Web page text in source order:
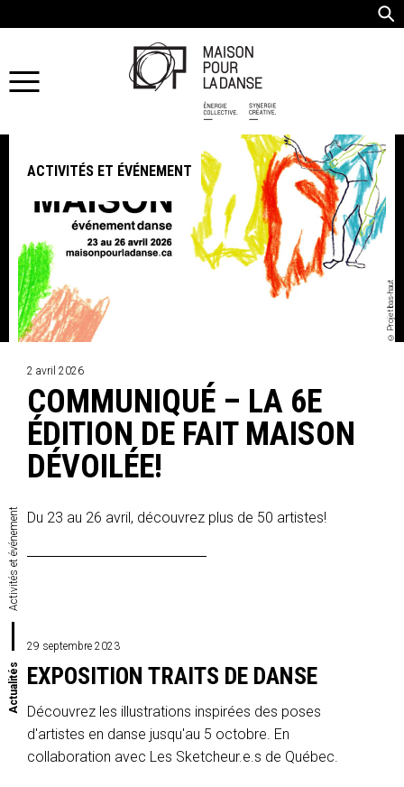
© Projet bas-haut
ACTIVITÉS ET ÉVÉNEMENT
2 avril 2026
COMMUNIQUÉ – LA 6E
ÉDITION DE FAIT MAISON
DÉVOILÉE!
Actualités
Activités et événement Du 23 au 26 avril, découvrez plus de 50 artistes!
29 septembre 2023
EXPOSITION TRAITS DE DANSE
Découvrez les illustrations inspirées des poses
d'artistes en danse jusqu'au 5 octobre. En
collaboration avec Les Sketcheur.e.s de Québec.